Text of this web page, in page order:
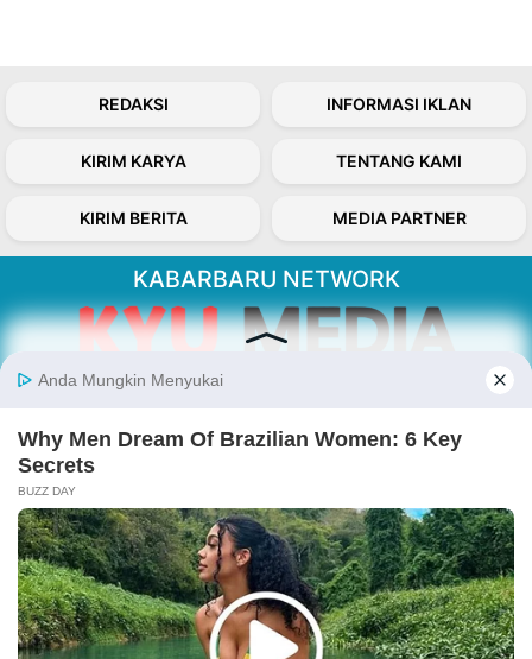
REDAKSI INFORMASI IKLAN
KIRIM KARYA TENTANG KAMI
KIRIM BERITA MEDIA PARTNER
KABARBARU NETWORK
Follow Kabarbaru